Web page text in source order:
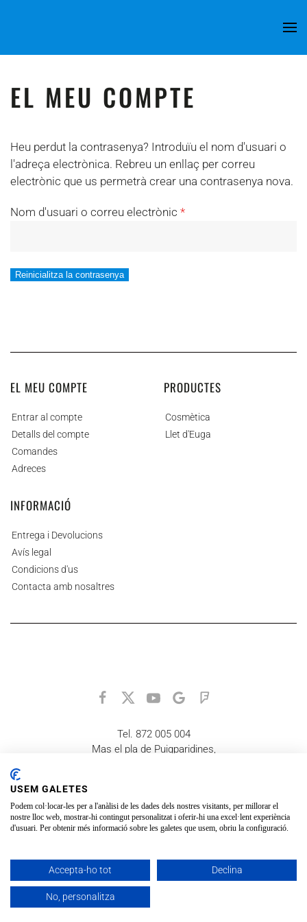
EL MEU COMPTE
Heu perdut la contrasenya? Introduïu el nom d'usuari o
l'adreça electrònica. Rebreu un enllaç per correu
electrònic que us permetrà crear una contrasenya nova.
Nom d'usuari o correu electrònic *Obligatori
Reinicialitza la contrasenya
EL MEU COMPTE
Entrar al compte
Detalls del compte
Comandes
Adreces
PRODUCTES
Cosmètica
Llet d'Euga
INFORMACIÓ
Entrega i Devolucions
Avís legal
Condicions d'us
Contacta amb nosaltres
Tel. 872 005 004
Mas el pla de Puigparidines,
Recordeu que està gestionat per voluntaris, no tenim horaris
fixes i fem tot el que podem, ens esforcem per donar el millor
servei que podem, gràcies.
Política de Cookies Avís legal Política de privacitat
Equaid ©. Tots els drets reservats
USEM GALETES
Podem col·locar-les per a l'anàlisi de les dades dels nostres visitants, per millorar el
nostre lloc web, mostrar-hi contingut personalitzat i oferir-hi una excel·lent experiència
d'usuari. Per obtenir més informació sobre les galetes que usem, obriu la configuració.
Accepta-ho tot Declina
No, personalitza